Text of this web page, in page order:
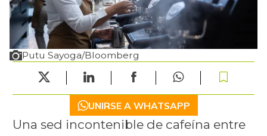
Putu Sayoga/Bloomberg
UNIRSE A WHATSAPP
Una sed incontenible de cafeína entre